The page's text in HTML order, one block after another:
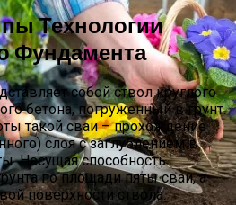
Технологии
Фундамента
собой ствол круглого
бетона, погруженный в грунт.
такой сваи – прохождение
слоя с заглублением в
Несущая способность
по площади пяты сваи, а
поверхности ствола.